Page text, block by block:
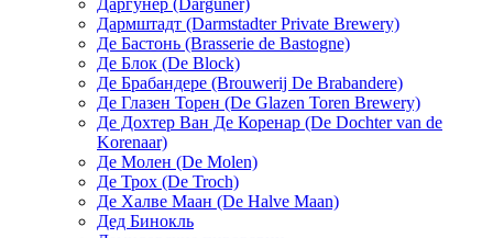
Дармштадт (Darmstadter Private Brewery)
Де Бастонь (Brasserie de Bastogne)
Де Блок (De Block)
Де Брабандере (Brouwerij De Brabandere)
Де Глазен Торен (De Glazen Toren Brewery)
Де Дохтер Ван Де Коренар (De Dochter van de
Korenaar)
Де Молен (De Molen)
Де Трох (De Troch)
Де Халве Маан (De Halve Maan)
Дед Бинокль